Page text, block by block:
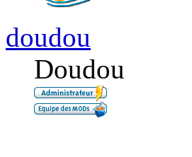
doudou
Doudou